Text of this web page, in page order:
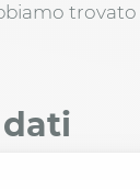
trovato